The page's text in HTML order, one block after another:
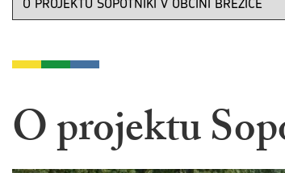
O projektu